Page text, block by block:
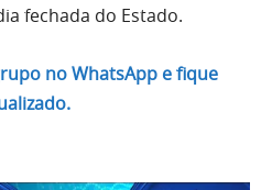
fechada do Estado.
no WhatsApp e fique